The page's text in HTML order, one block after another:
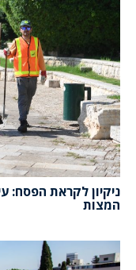
ניקיון לקראת הפסח:
המצות